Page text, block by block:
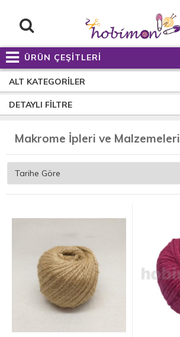
ÜRÜN ÇEŞİTLERİ
ALT KATEGORILER
DETAYLI FILTRE
Makrome İpleri ve Malzemeleri